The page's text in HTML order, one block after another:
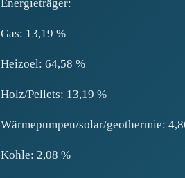
Energieträger:
Gas: 13,19 %
Heizoel: 64,58 %
Holz/Pellets: 13,19 %
Wärmepumpen/solar/geothermie:
Kohle: 2,08 %